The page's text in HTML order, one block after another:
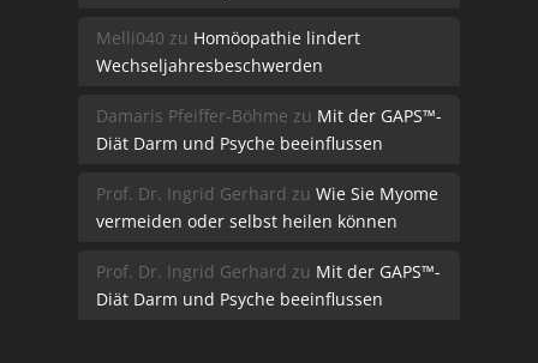
Melli040 zu Homöopathie lindert
Wechseljahresbeschwerden
Damaris Pfeiffer-Böhme zu Mit der GAPS™-
Diät Darm und Psyche beeinflussen
Prof. Dr. Ingrid Gerhard zu Wie Sie Myome
vermeiden oder selbst heilen können
Prof. Dr. Ingrid Gerhard zu Mit der GAPS™-
Diät Darm und Psyche beeinflussen